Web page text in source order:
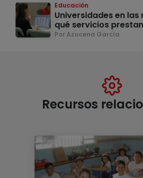
Educación
Universidades en las
qué servicios prestan
Por Azucena García
Recursos